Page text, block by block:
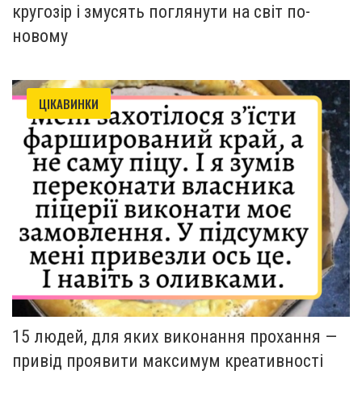
кругозір і змусять поглянути на світ по-
новому
ЦІКАВИНКИ
15 людей, для яких виконання прохання —
привід проявити максимум креативності